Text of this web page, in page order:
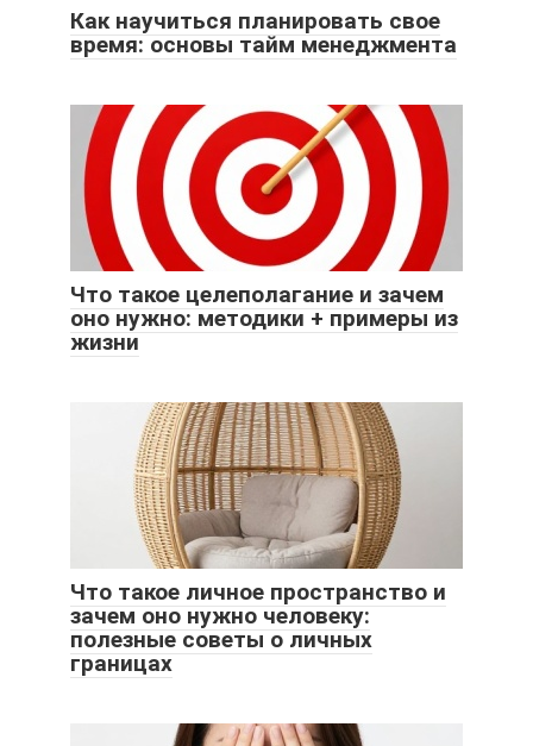
Как научиться планировать свое
время: основы тайм менеджмента
Что такое целеполагание и зачем
оно нужно: методики + примеры из
жизни
Что такое личное пространство и
зачем оно нужно человеку:
полезные советы о личных
границах